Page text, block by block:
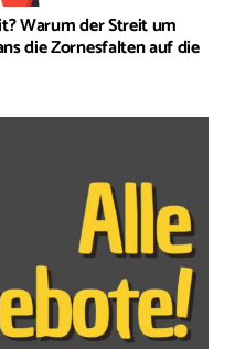
Warum der Streit um
die Zornesfalten auf die